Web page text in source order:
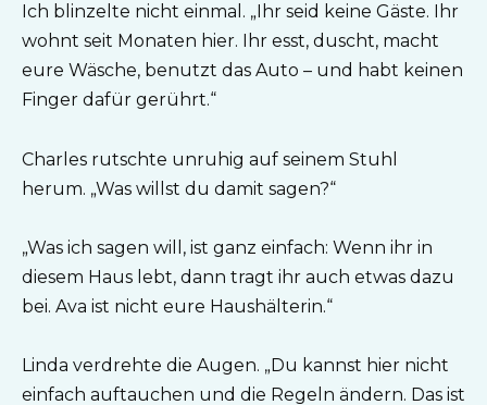
Ich blinzelte nicht einmal. „Ihr seid keine Gäste. Ihr
wohnt seit Monaten hier. Ihr esst, duscht, macht
eure Wäsche, benutzt das Auto – und habt keinen
Finger dafür gerührt.“
Charles rutschte unruhig auf seinem Stuhl
herum. „Was willst du damit sagen?“
„Was ich sagen will, ist ganz einfach: Wenn ihr in
diesem Haus lebt, dann tragt ihr auch etwas dazu
bei. Ava ist nicht eure Haushälterin.“
Linda verdrehte die Augen. „Du kannst hier nicht
einfach auftauchen und die Regeln ändern. Das ist